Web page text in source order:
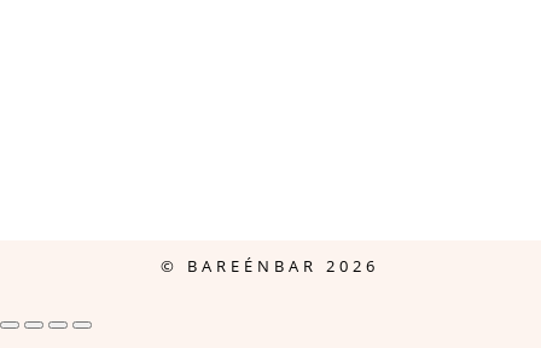
© BAREÉNBAR 2026